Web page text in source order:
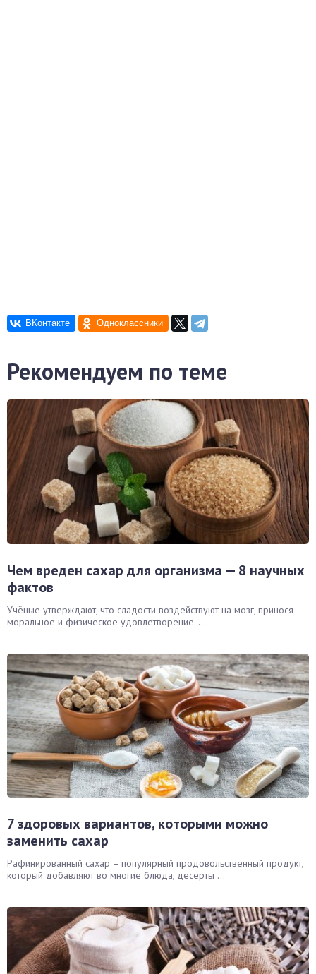
Рекомендуем по теме
Чем вреден сахар для организма — 8 научных
фактов
Учёные утверждают, что сладости воздействуют на мозг, принося
моральное и физическое удовлетворение. ...
7 здоровых вариантов, которыми можно
заменить сахар
Рафинированный сахар – популярный продовольственный продукт,
который добавляют во многие блюда, десерты ...